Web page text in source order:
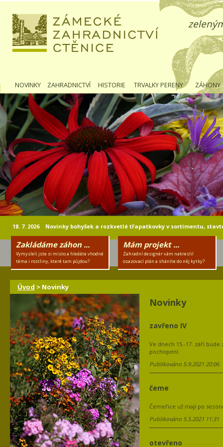
NOVINKY ZAHRADNICTVÍ HISTORIE TRVALKY PERENY ZÁHONY
18. 7. 2026 Novinky bohyšek a rozkvetlé třapatkovky v sortimentu,
Zakládáme záhon ...
Vymysleli jste si místo a hledáte vhodné
téma i rostliny, které tam půjdou?
Mám projekt ...
Zahradní designér vám nakreslil
osazovací plán a sháníte do něj kytky?
Úvod > Novinky
Novinky
zavřeno IV
Ve dnech 15.-17. září
pochopení.
Publikováno 5.9.2021 20:06
čeme
Čemeřice už mají po
Publikováno 5.5.2021 11:31
otevřeno